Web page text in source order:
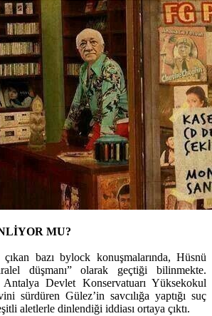
MU?
bazı bylock konuşmalarında, Hüsnü
düşmanı” olarak geçtiği bilinmekte.
Devlet Konservatuarı Yüksekokul
sürdüren Gülez’in savcılığa yaptığı suç
aletlerle dinlendiği iddiası ortaya çıktı.